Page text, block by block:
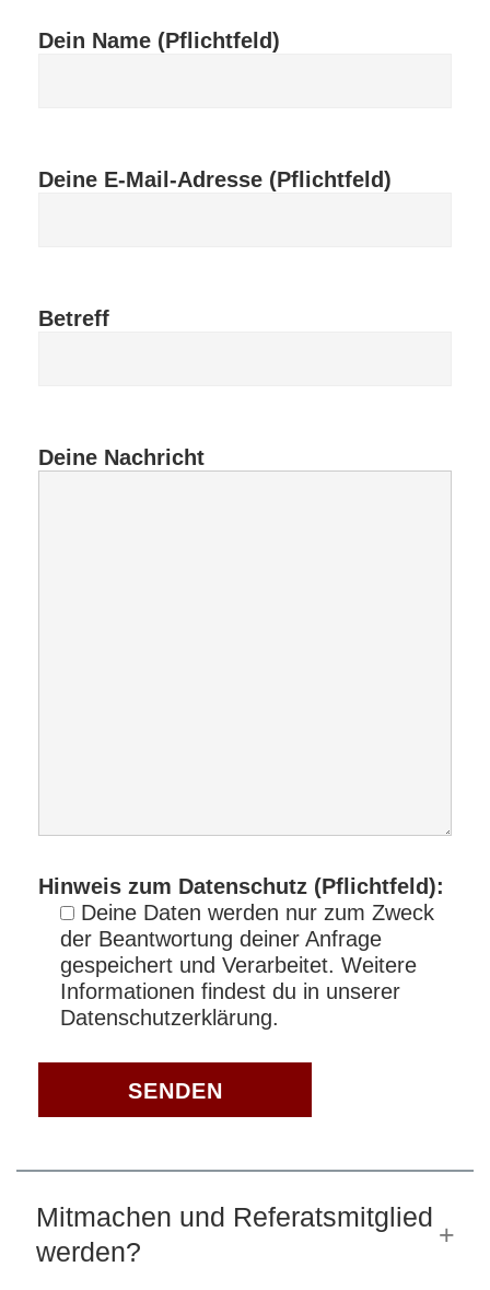
Dein Name (Pflichtfeld)
Deine E-Mail-Adresse (Pflichtfeld)
Betreff
Deine Nachricht
Hinweis zum Datenschutz (Pflichtfeld):
Deine Daten werden nur zum Zweck
der Beantwortung deiner Anfrage
gespeichert und Verarbeitet. Weitere
Informationen findest du in unserer
Datenschutzerklärung.
Mitmachen und Referatsmitglied
werden?